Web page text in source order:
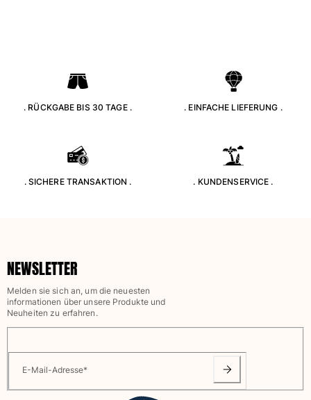
. RÜCKGABE BIS 30 TAGE . . EINFACHE LIEFERUNG .
. SICHERE TRANSAKTION . . KUNDENSERVICE .
NEWSLETTER
Melden sie sich an, um die neuesten
informationen über unsere Produkte und
Neuheiten zu erfahren.
E-Mail-Adresse*